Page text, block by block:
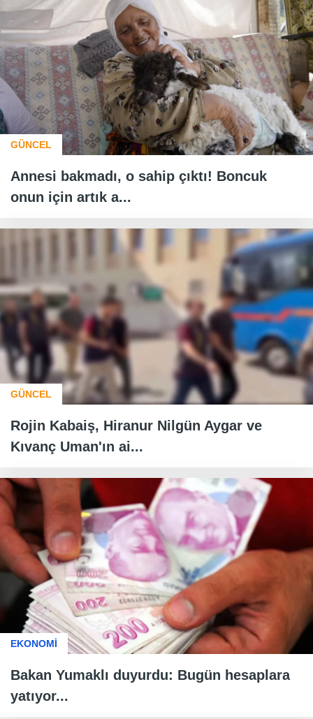
GÜNCEL
Annesi bakmadı, o sahip çıktı! Boncuk
onun için artık a...
GÜNCEL
Rojin Kabaiş, Hiranur Nilgün Aygar ve
Kıvanç Uman'ın ai...
EKONOMİ
Bakan Yumaklı duyurdu: Bugün hesaplara
yatıyor...